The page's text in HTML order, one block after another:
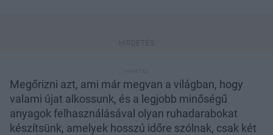
Megőrizni azt, ami már megvan a világban, hogy
valami újat alkossunk, és a legjobb minőségű
anyagok felhasználásával olyan ruhadarabokat
készítsünk, amelyek hosszú időre szólnak, csak két